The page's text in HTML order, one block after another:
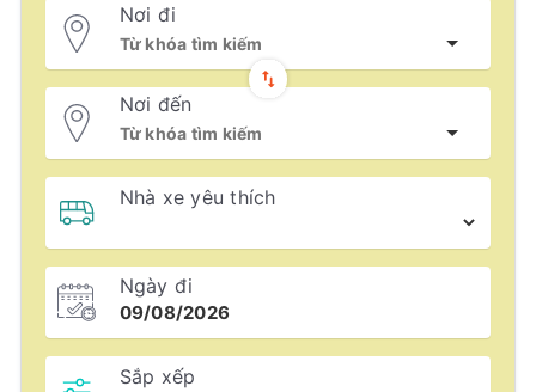
Nơi đi
Nơi đến
Nhà xe yêu thích
Ngày đi
Sắp xếp